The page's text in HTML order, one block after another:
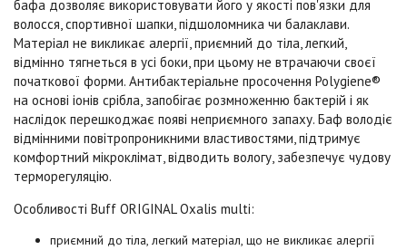
бафа дозволяє використовувати його у якості пов'язки для
волосся, спортивної шапки, підшоломника чи балаклави.
Матеріал не викликає алергії, приємний до тіла, легкий,
відмінно тягнеться в усі боки, при цьому не втрачаючи своєї
початкової форми. Антибактеріальне просочення Polygiene®
на основі іонів срібла, запобігає розмноженню бактерій і як
наслідок перешкоджає появі неприємного запаху. Баф володіє
відмінними повітропроникними властивостями, підтримує
комфортний мікроклімат, відводить вологу, забезпечує чудову
терморегуляцію.
Особливості Buff ORIGINAL Oxalis multi:
приємний до тіла, легкий матеріал, що не викликає алергії